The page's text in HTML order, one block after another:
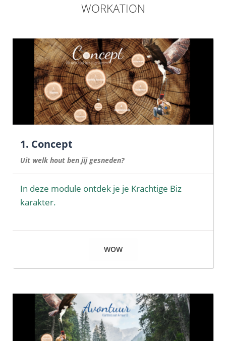
WORKATION
1. Concept
Uit welk hout ben jij gesneden?
In deze module ontdek je je Krachtige Biz
karakter.
WOW